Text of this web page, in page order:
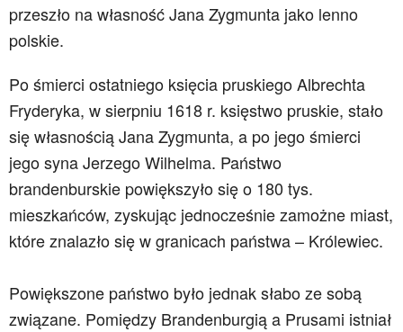
przeszło na własność Jana Zygmunta jako lenno
polskie.
Po śmierci ostatniego księcia pruskiego Albrechta
Fryderyka, w sierpniu 1618 r. księstwo pruskie, stało
się własnością Jana Zygmunta, a po jego śmierci
jego syna Jerzego Wilhelma. Państwo
brandenburskie powiększyło się o 180 tys.
mieszkańców, zyskując jednocześnie zamożne miast,
które znalazło się w granicach państwa – Królewiec.
Powiększone państwo było jednak słabo ze sobą
związane. Pomiędzy Brandenburgią a Prusami istniał